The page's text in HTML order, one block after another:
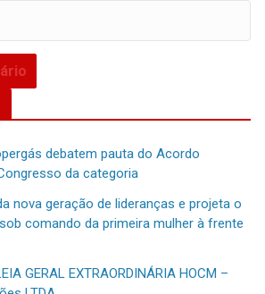
debatem pauta do Acordo
da categoria
nova geração de lideranças e projeta o
comando da primeira mulher à frente
GERAL EXTRAORDINÁRIA HOCM –